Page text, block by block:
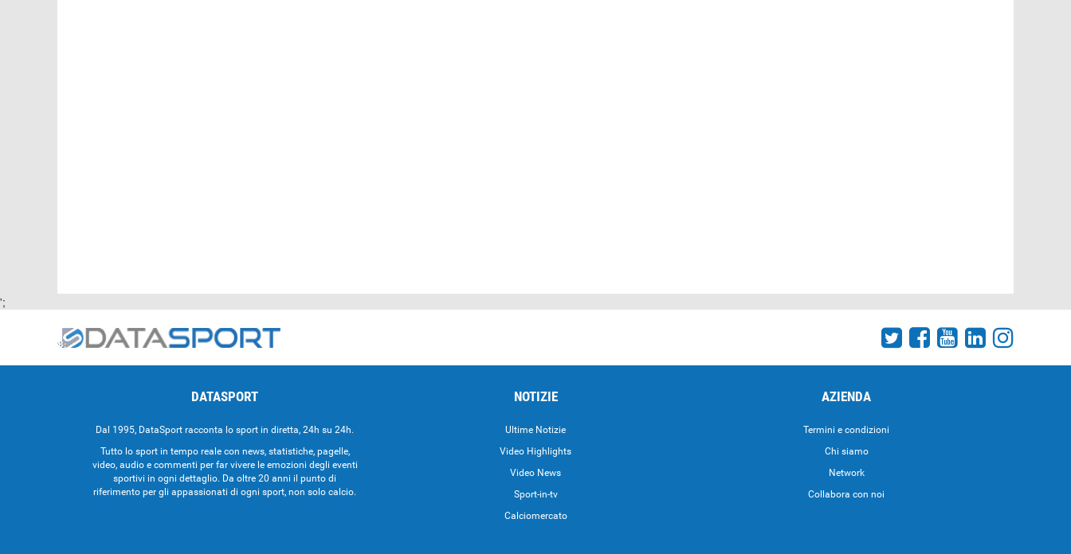
';
DATASPORT
Dal 1995, DataSport racconta lo sport in diretta, 24h su 24h.
Tutto lo sport in tempo reale con news, statistiche, pagelle,
video, audio e commenti per far vivere le emozioni degli eventi
sportivi in ogni dettaglio. Da oltre 20 anni il punto di
riferimento per gli appassionati di ogni sport, non solo calcio.
NOTIZIE
Ultime Notizie
Video Highlights
Video News
Sport-in-tv
Calciomercato
AZIENDA
Termini e condizioni
Chi siamo
Network
Collabora con noi